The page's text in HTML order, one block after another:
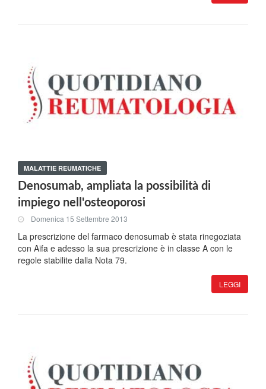
MALATTIE REUMATICHE
Denosumab, ampliata la possibilità di
impiego nell'osteoporosi
Domenica 15 Settembre 2013
La prescrizione del farmaco denosumab è stata rinegoziata
con Aifa e adesso la sua prescrizione è in classe A con le
regole stabilite dalla Nota 79.
LEGGI